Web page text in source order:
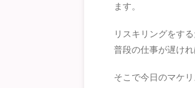
ます。
リスキリングをす
普段の仕事が遅け
そこで今日のマケリ